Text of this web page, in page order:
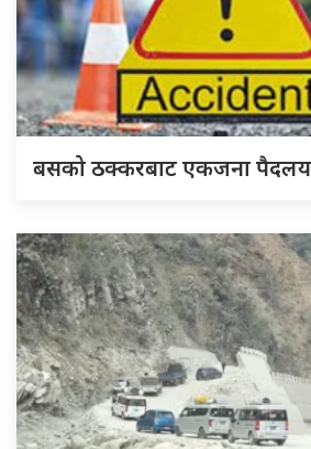
बसको ठक्करबाट एकजना